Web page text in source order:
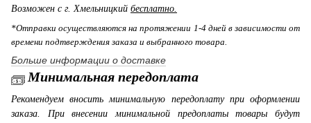
Возможен с г. Хмельницкий бесплатно.
*Отправки осуществляются на протяжении 1-4 дней в зависимости от
времени подтверждения заказа и выбранного товара.
Больше информации о доставке
Минимальная передоплата
Рекомендуем вносить минимальную передоплату при оформлении
заказа. При внесении минимальной предоплаты товары будут